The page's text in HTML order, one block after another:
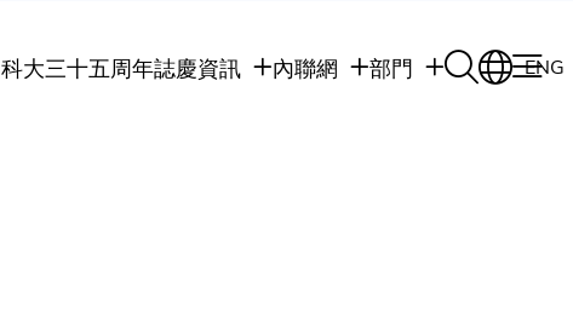
科大三十五周年誌慶資訊 內聯網 部門 ENG